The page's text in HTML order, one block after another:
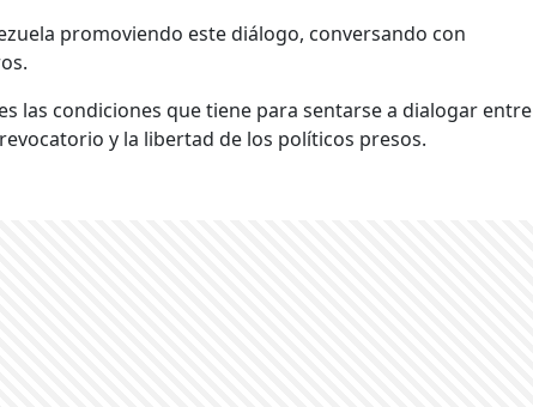
promoviendo este diálogo, conversando con
las condiciones que tiene para sentarse a dialogar entre
y la libertad de los políticos presos.